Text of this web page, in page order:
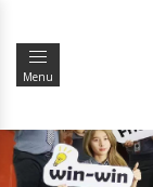
Menu